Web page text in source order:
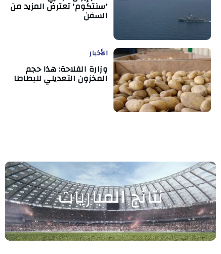
'سنتكوم' تعترض المزيد من
السفن
الأخبار
وزارة الفلاحة: هذا حجم
المخزون التعديلي للبطاطا
نتائج المباريات